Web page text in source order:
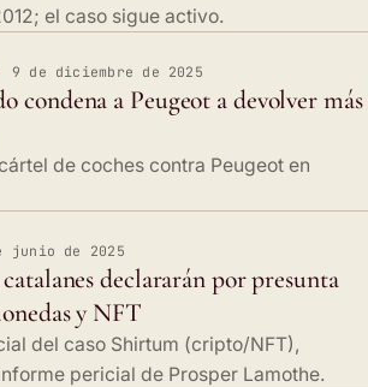
el caso sigue activo.
9 de diciembre de 2025
condena a Peugeot a devolver más
de coches contra Peugeot en
junio de 2025
declararán por presunta
y NFT
del caso Shirtum (cripto/NFT),
pericial de Prosper Lamothe.